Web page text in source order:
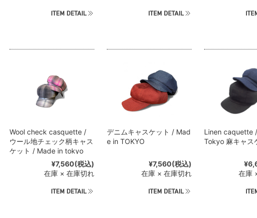
Wool check casquette /
ウール地チェック柄キャス
ケット / Made in tokyo
¥7,560(税込)
在庫 × 在庫切れ
デニムキャスケット / Mad
e in TOKYO
¥7,560(税込)
在庫 × 在庫切れ
Linen caquette
Tokyo 麻キャス
在庫